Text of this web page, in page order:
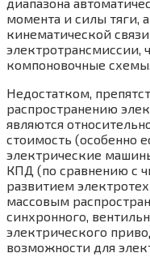
момента и силы тяги,
кинематической
электротрансмиссии,
компоновочные схемы.
Недостатком,
распространению
являются
стоимость (особенно
электрические
КПД (по сравнению с
развитием
массовым
синхронного,
электрического
возможности для